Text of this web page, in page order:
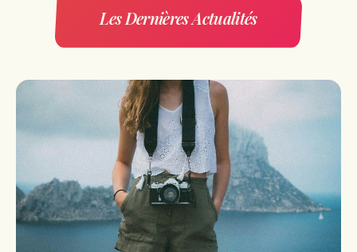
Les Dernières Actualités